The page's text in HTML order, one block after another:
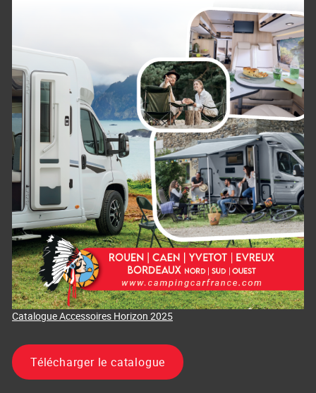
Catalogue Accessoires Horizon 2025
Télécharger le catalogue